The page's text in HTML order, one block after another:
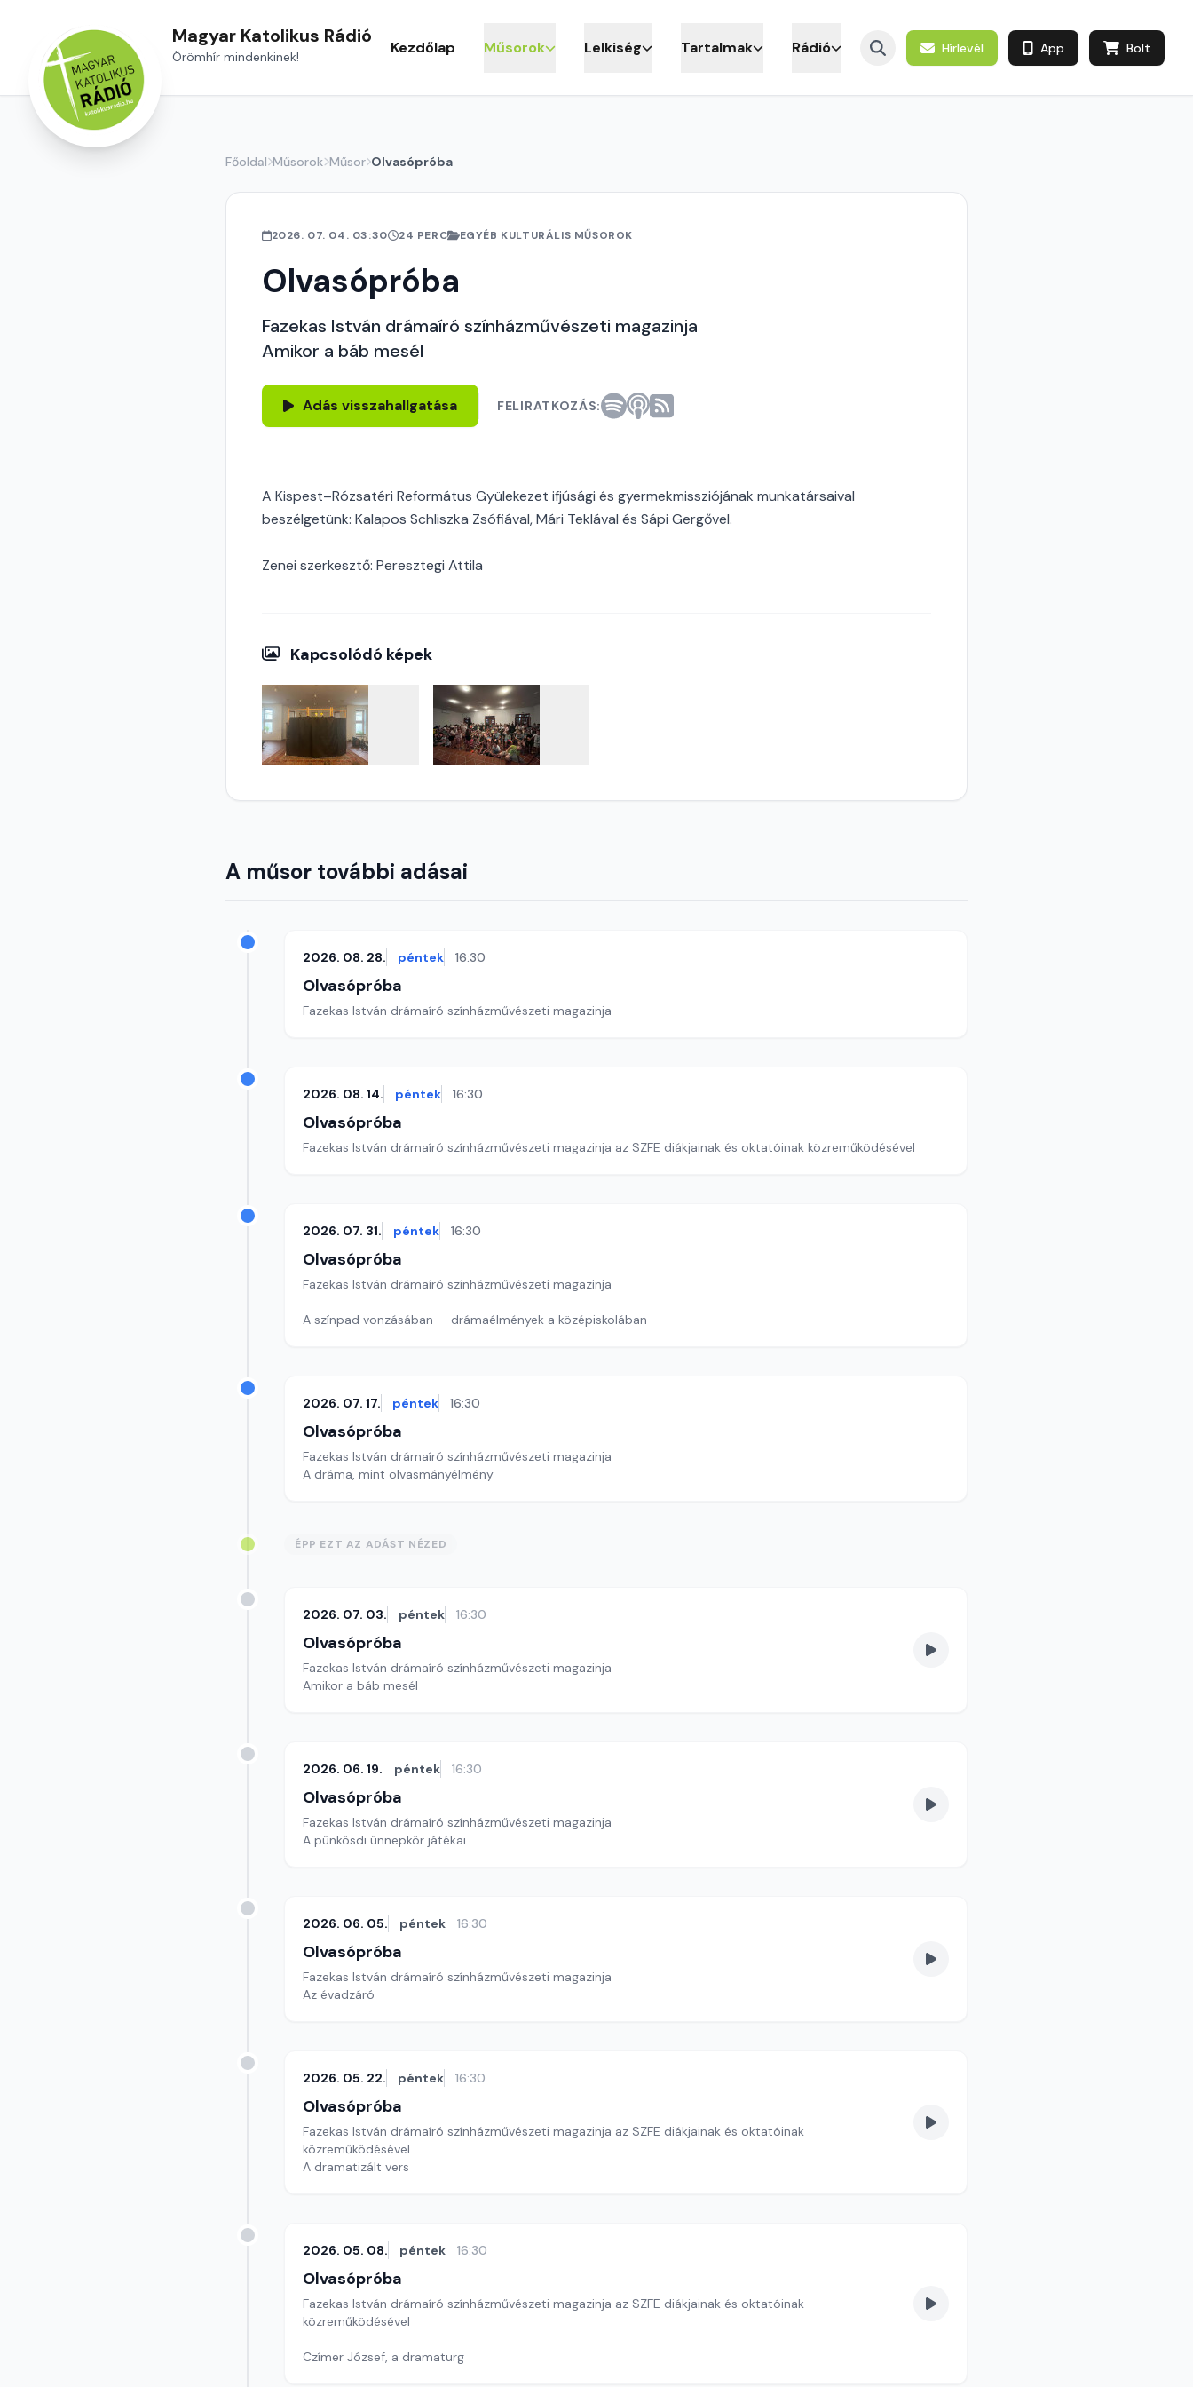
Magyar Katolikus Rádió
Örömhír mindenkinek! Kezdőlap Műsorok Lelkiség Tartalmak Rádió Hírlevél App Bolt
Főoldal Műsorok Műsor Olvasópróba
2026. 07. 04. 03:30 24 PERC EGYÉB KULTURÁLIS MŰSOROK
Olvasópróba
Fazekas István drámaíró színházművészeti magazinja
Amikor a báb mesél
Adás visszahallgatása FELIRATKOZÁS:
A Kispest–Rózsatéri Református Gyülekezet ifjúsági és gyermekmissziójának munkatársaival
beszélgetünk: Kalapos Schliszka Zsófiával, Mári Teklával és Sápi Gergővel.
Zenei szerkesztő: Peresztegi Attila
Kapcsolódó képek
A műsor további adásai
2026. 08. 28. péntek 16:30
Olvasópróba
Fazekas István drámaíró színházművészeti magazinja
2026. 08. 14. péntek 16:30
Olvasópróba
Fazekas István drámaíró színházművészeti magazinja az SZFE diákjainak és oktatóinak közreműködésével
2026. 07. 31. péntek 16:30
Olvasópróba
Fazekas István drámaíró színházművészeti magazinja
A színpad vonzásában — drámaélmények a középiskolában
2026. 07. 17. péntek 16:30
Olvasópróba
Fazekas István drámaíró színházművészeti magazinja
A dráma, mint olvasmányélmény
ÉPP EZT AZ ADÁST NÉZED
2026. 07. 03. péntek 16:30
Olvasópróba
Fazekas István drámaíró színházművészeti magazinja
Amikor a báb mesél
2026. 06. 19. péntek 16:30
Olvasópróba
Fazekas István drámaíró színházművészeti magazinja
A pünkösdi ünnepkör játékai
2026. 06. 05. péntek 16:30
Olvasópróba
Fazekas István drámaíró színházművészeti magazinja
Az évadzáró
2026. 05. 22. péntek 16:30
Olvasópróba
Fazekas István drámaíró színházművészeti magazinja az SZFE diákjainak és oktatóinak
közreműködésével
A dramatizált vers
2026. 05. 08. péntek 16:30
Olvasópróba
Fazekas István drámaíró színházművészeti magazinja az SZFE diákjainak és oktatóinak
közreműködésével
Czímer József, a dramaturg